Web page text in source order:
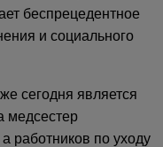
беспрецедентное
и социального
сегодня является
медсестер
работников по уходу